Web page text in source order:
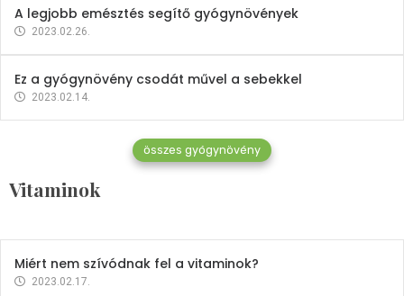
A legjobb emésztés segítő gyógynövények
2023.02.26.
Ez a gyógynövény csodát művel a sebekkel
2023.02.14.
összes gyógynövény
Vitaminok
Vitaminok
Mindent a B-12 vitaminról
2023.02.27.
Miért nem szívódnak fel a vitaminok?
2023.02.17.